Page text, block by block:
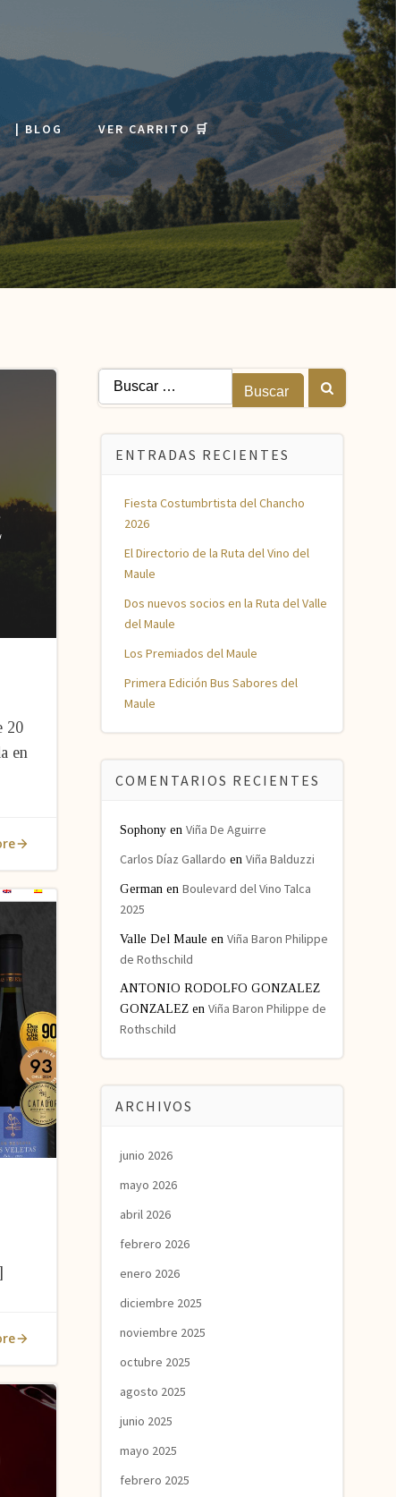
| BLOG VER CARRITO 🛒
20
en
Buscar:
ENTRADAS RECIENTES
Fiesta Costumbrtista del Chancho
2026
El Directorio de la Ruta del Vino del
Maule
Dos nuevos socios en la Ruta del Valle
del Maule
Los Premiados del Maule
Primera Edición Bus Sabores del
Maule
COMENTARIOS RECIENTES
Sophonyen Viña De Aguirre
Carlos Díaz Gallardo en Viña Balduzzi
Germanen Boulevard del Vino Talca
2025
Valle Del Maule en Viña Baron Philippe
de Rothschild
ANTONIO RODOLFO GONZALEZ
GONZALEZen Viña Baron Philippe de
Rothschild
ARCHIVOS
junio 2026
mayo 2026
abril 2026
febrero 2026
enero 2026
diciembre 2025
noviembre 2025
octubre 2025
agosto 2025
junio 2025
mayo 2025
febrero 2025